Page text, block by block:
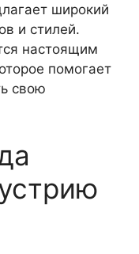
широкий
и стилей.
настоящим
помогает
свою